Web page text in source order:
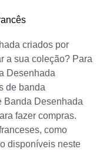
criados por
a sua coleção? Para
Desenhada
de banda
Banda Desenhada
fazer compras.
como
disponíveis neste